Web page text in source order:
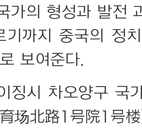
가의 형성과 발전
기까지 중국의 정
보여준다.
징시 차오양구 국
场北路1号院1号